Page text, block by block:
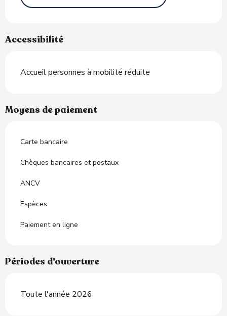
Accessibilité
Accueil personnes à mobilité réduite
Moyens de paiement
Carte bancaire
Chèques bancaires et postaux
ANCV
Espèces
Paiement en ligne
Périodes d'ouverture
Toute l'année 2026